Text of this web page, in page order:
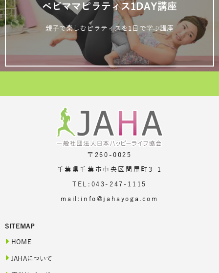
ベビママピラティス1DAY講座
親子で楽しむピラティスを1日で学ぶ講座
〒260-0025
千葉県千葉市中央区問屋町3-1
TEL:043-247-1115
mail:info@jahayoga.com
SITEMAP
HOME
JAHAについて